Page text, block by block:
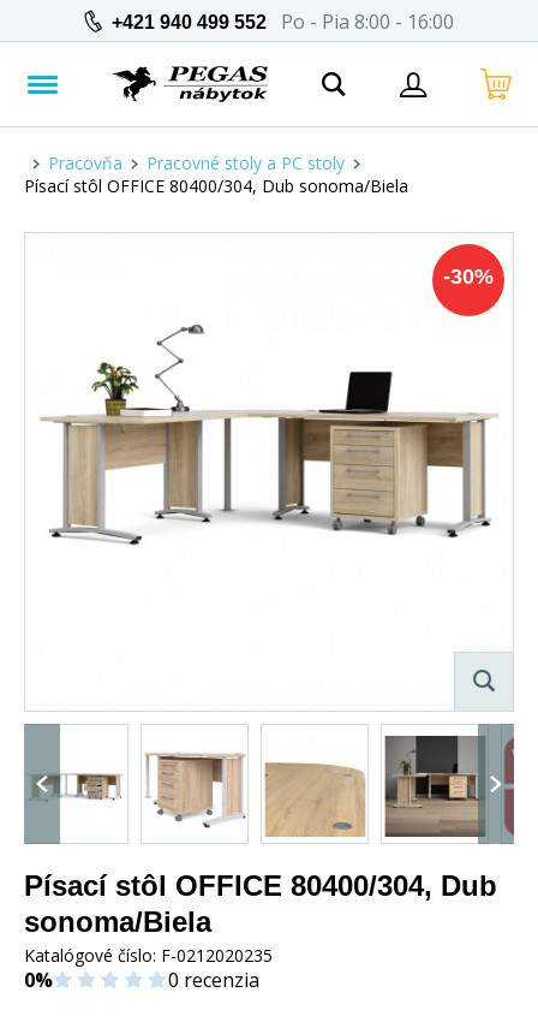
+421 940 499 552 Po - Pia 8:00 - 16:00
Pracovňa
Pracovné stoly a PC stoly
Písací stôl OFFICE 80400/304, Dub sonoma/Biela
-30%
Písací stôl OFFICE 80400/304, Dub
sonoma/Biela
Katalógové číslo: F-0212020235
0% 0 recenzia